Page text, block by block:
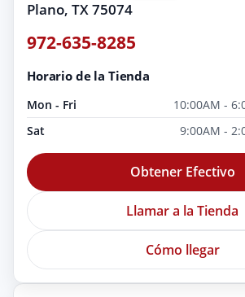
Plano, TX 75074
972-635-8285
Horario de la Tienda
Mon - Fri
10:00AM -
Sat
9:00AM -
Obtener Efectivo
Llamar a la Tienda
Cómo llegar